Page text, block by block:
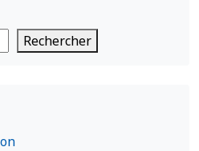
Rechercher